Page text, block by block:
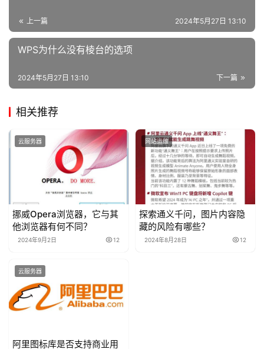
运
维
上一篇 2024年5月27日 13:10
WPS为什么没有棱台的选项
下一篇
2024年5月27日 13:10
相关推荐
云服务器
挪威Opera浏览器，它与其
他浏览器有何不同？
2024年9月2日 12
网站运维
探索通义千问，图片内容隐
藏的风险有哪些？
2024年8月28日 12
云服务器
阿里图标库是否支持商业用